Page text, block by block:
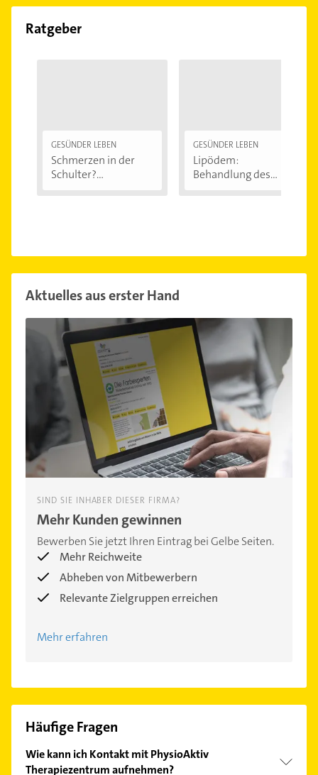
Ratgeber
GESÜNDER LEBEN
Schmerzen in der
Schulter?
GESÜNDER LEBEN
Lipödem:
Behandlung des
Aktuelles aus erster Hand
SIND SIE INHABER DIESER FIRMA?
Mehr Kunden gewinnen
Bewerben Sie jetzt Ihren Eintrag bei Gelbe Seiten.
Mehr Reichweite
Abheben von Mitbewerbern
Relevante Zielgruppen erreichen
Mehr erfahren
Häufige Fragen
Wie kann ich Kontakt mit PhysioAktiv
Therapiezentrum aufnehmen?